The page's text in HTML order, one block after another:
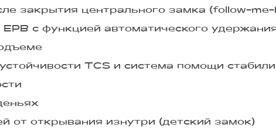
закрытия центрального замка (follow-me-
с функцией автоматического
TCS и система помощи
от открывания изнутри (детский замок)